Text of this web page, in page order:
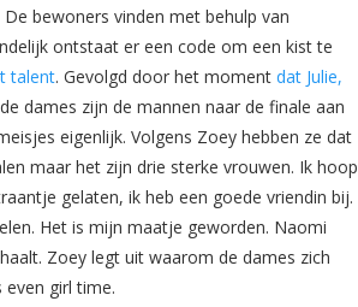
bewoners vinden met behulp van
ontstaat er een code om een kist te
talent. Gevolgd door het moment dat Julie,
dames zijn de mannen naar de finale aan
eigenlijk. Volgens Zoey hebben ze dat
maar het zijn drie sterke vrouwen. Ik hoop
gelaten, ik heb een goede vriendin bij.
Het is mijn maatje geworden. Naomi
Zoey legt uit waarom de dames zich
girl time.